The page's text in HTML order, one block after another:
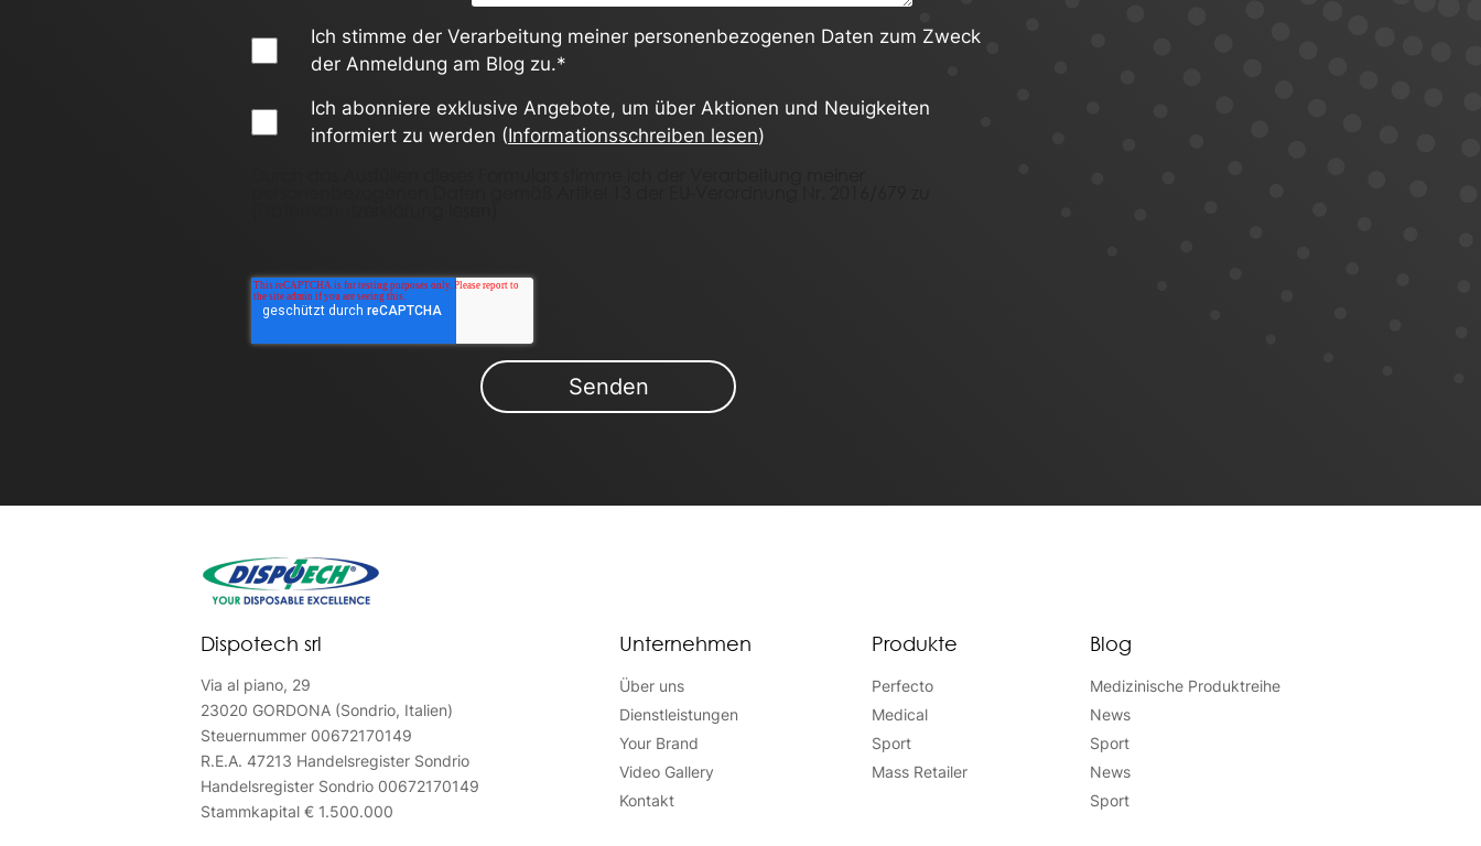
Ich stimme der Verarbeitung meiner personenbezogenen Daten zum Zweck
der Anmeldung am Blog zu.*
Ich abonniere exklusive Angebote, um über Aktionen und Neuigkeiten
informiert zu werden (Informationsschreiben lesen)
Dispotech srl
Via al piano, 29
23020 GORDONA (Sondrio, Italien)
Steuernummer 00672170149
R.E.A. 47213 Handelsregister Sondrio
Handelsregister Sondrio 00672170149
Stammkapital € 1.500.000
Unternehmen
Über uns
Dienstleistungen
Your Brand
Video Gallery
Kontakt
Produkte
Perfecto
Medical
Sport
Mass Retailer
Blog
Medizinische Produktreihe
News
Sport
News
Sport